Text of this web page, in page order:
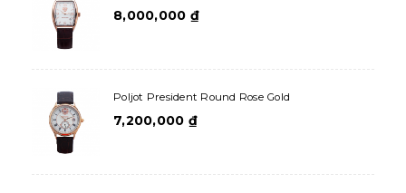
8,000,000 ₫
Poljot President Round Rose Gold
7,200,000 ₫